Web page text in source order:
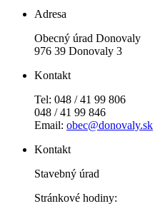
Adresa
Obecný úrad Donovaly
976 39 Donovaly 3
Kontakt
Tel: 048 / 41 99 806
048 / 41 99 846
Email: obec@donovaly.sk
Kontakt
Stavebný úrad
Stránkové hodiny: